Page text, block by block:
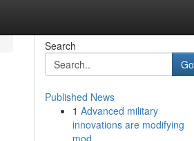
Search
Go
Published News
1 Advanced military
innovations are modifying
mod...